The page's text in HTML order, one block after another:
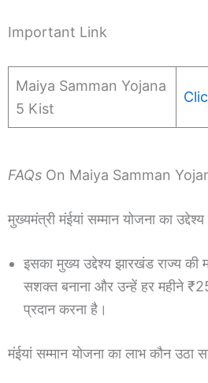
Important Link
Maiya Samman Yojana
5 Kist
FAQs On Maiya Samman
मुख्यमंत्री मंईयां सम्मान योजना का
इसका मुख्य उद्देश्य झारखंड राज्य
सशक्त बनाना और उन्हें हर महीने
प्रदान करना है।
मंईयां सम्मान योजना का लाभ कौन उठा